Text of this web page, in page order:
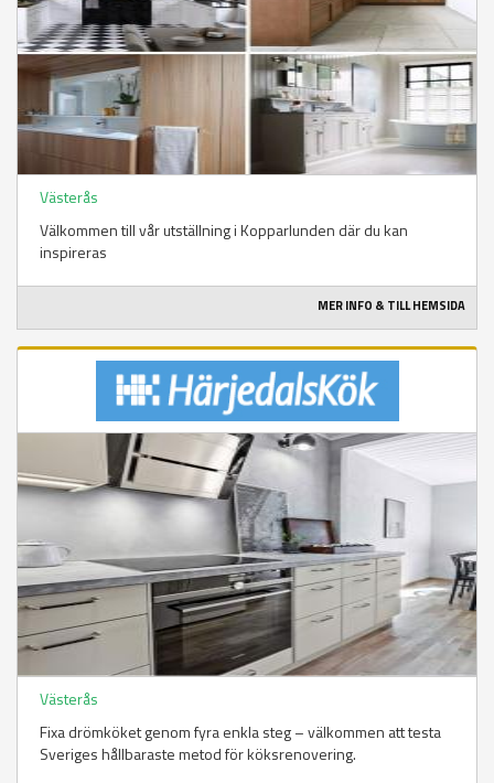
Västerås
Välkommen till vår utställning i Kopparlunden där du kan
inspireras
MER INFO & TILL HEMSIDA
Västerås
Fixa drömköket genom fyra enkla steg – välkommen att testa
Sveriges hållbaraste metod för köksrenovering.